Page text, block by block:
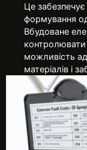
Це
формування
Вбудоване
можливість
матеріалів і